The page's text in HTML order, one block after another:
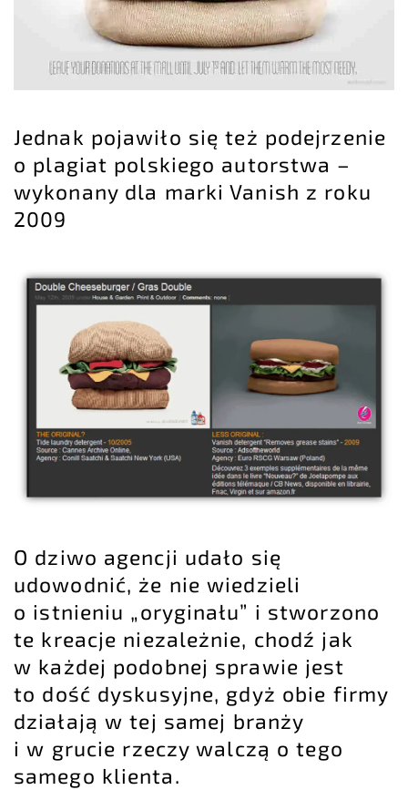
Jednak pojawiło się też podejrzenie
o plagiat polskiego autorstwa –
wykonany dla marki Vanish z roku
2009
O dziwo agencji udało się
udowodnić, że nie wiedzieli
o istnieniu „oryginału” i stworzono
te kreacje niezależnie, chodź jak
w każdej podobnej sprawie jest
to dość dyskusyjne, gdyż obie firmy
działają w tej samej branży
i w grucie rzeczy walczą o tego
samego klienta.